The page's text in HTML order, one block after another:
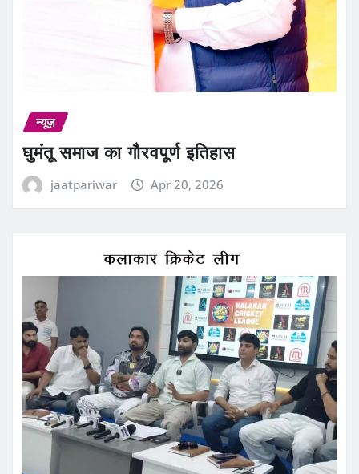
न्यूज़
घुमंतू समाज का गौरवपूर्ण इतिहास
jaatpariwar Apr 20, 2026